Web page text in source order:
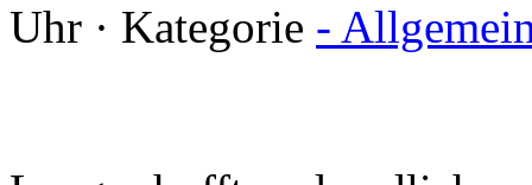
Uhr · Kategorie -